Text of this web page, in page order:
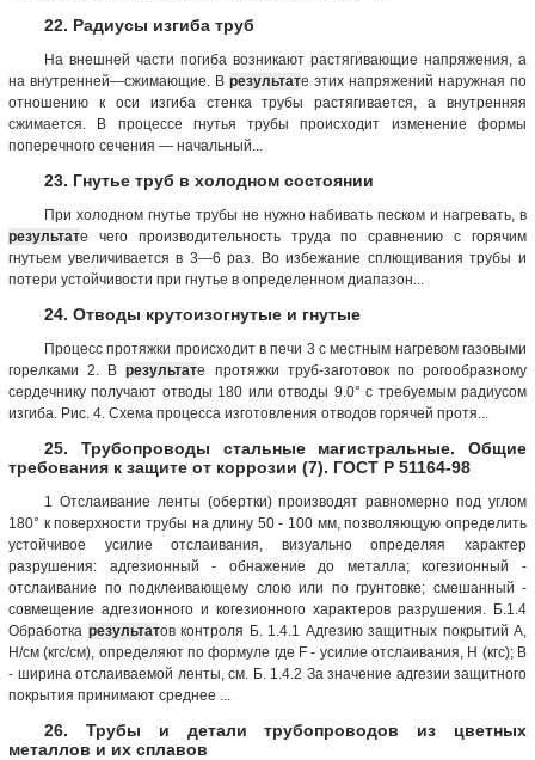
22. Радиусы изгиба труб
На внешней части погиба возникают растягивающие напряжения, а
на внутренней—сжимающие. В результате этих напряжений наружная по
отношению к оси изгиба стенка трубы растягивается, а внутренняя
сжимается. В процессе гнутья трубы происходит изменение формы
поперечного сечения — начальный...
23. Гнутье труб в холодном состоянии
При холодном гнутье трубы не нужно набивать песком и нагревать, в
результате чего производительность труда по сравнению с горячим
гнутьем увеличивается в 3—6 раз. Во избежание сплющивания трубы и
потери устойчивости при гнутье в определенном диапазон...
24. Отводы крутоизогнутые и гнутые
Процесс протяжки происходит в печи 3 с местным нагревом газовыми
горелками 2. Врезультате протяжки труб-заготовок по рогообразному
сердечнику получают отводы 180 или отводы 9.0° с требуемым радиусом
изгиба. Рис. 4. Схема процесса изготовления отводов горячей протя...
25. Трубопроводы стальные магистральные. Общие
требования к защите от коррозии (7). ГОСТ Р 51164-98
1 Отслаивание ленты (обертки) производят равномерно под углом
180° к поверхности трубы на длину 50 - 100 мм, позволяющую определить
устойчивое усилие отслаивания, визуально определяя характер
разрушения: адгезионный - обнажение до металла; когезионный -
отслаивание по подклеивающему слою или по грунтовке; смешанный -
совмещение адгезионного и когезионного характеров разрушения. Б.1.4
Обработка результатов контроля Б. 1.4.1 Адгезию защитных покрытий А,
Н/см (кгс/см), определяют по формуле где F - усилие отслаивания, Н (кгс); В
- ширина отслаиваемой ленты, см. Б. 1.4.2 За значение адгезии защитного
покрытия принимают среднее ...
26. Трубы и детали трубопроводов из цветных
металлов и их сплавов